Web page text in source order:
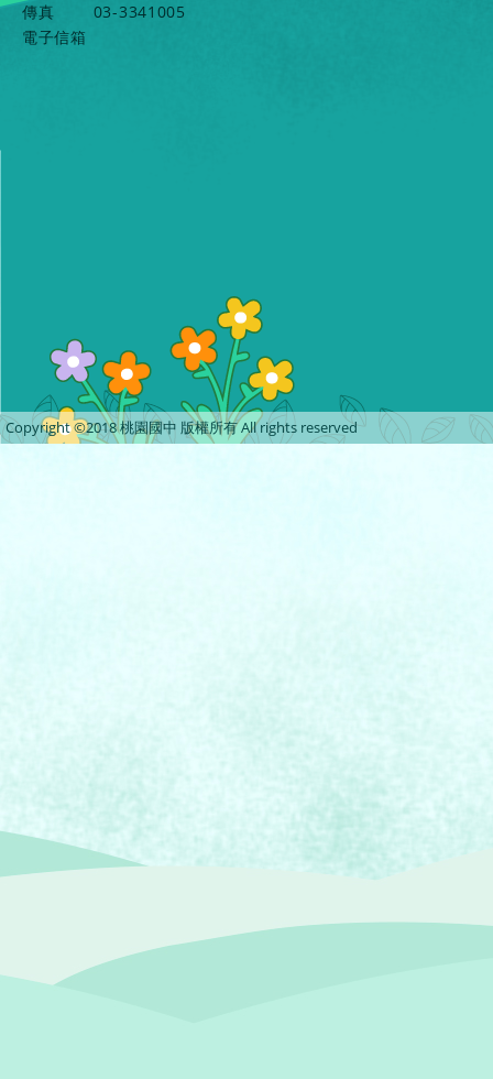
傳真
03-3341005
電子信箱
Copyright ©2018 桃園國中 版權所有 All rights reserved